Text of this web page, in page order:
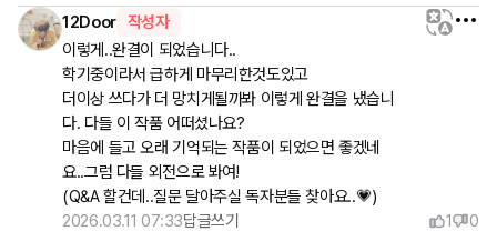
12Door 작성자
이렇게..완결이 되었습니다..
학기중이라서 급하게 마무리한것도있고
더이상 쓰다가 더 망치게될까봐 이렇게 완결을 냈습니
다. 다들 이 작품 어떠셨나요?
마음에 들고 오래 기억되는 작품이 되었으면 좋겠네
요..그럼 다들 외전으로 봐여!
(Q&A 할건데..질문 달아주실 독자분들 찾아요..💗)
2026.03.11 07:33답글쓰기 1 0